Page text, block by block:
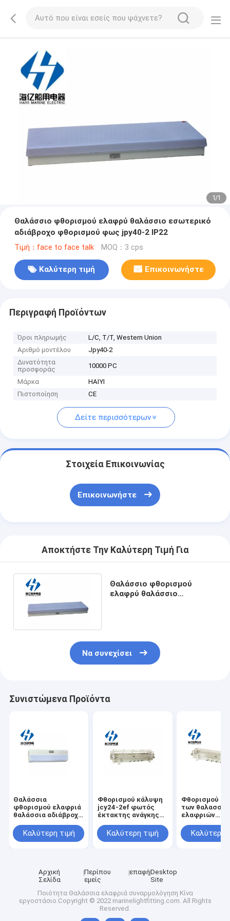
1/1
Θαλάσσιο φθορισμού ελαφρύ θαλάσσιο εσωτερικό
αδιάβροχο φθορισμού φως jpy40-2 IP22
Τιμή：face to face talk MOQ：3 cps
Καλύτερη τιμή Επικοινωνήστε
Περιγραφή Προϊόντων
Όροι πληρωμής
L/C, T/T, Western Union
Αριθμό μοντέλου
Jpy40-2
Δυνατότητα
προσφοράς
10000 PC
Μάρκα
HAIYI
Πιστοποίηση
CE
Δείτε περισσότερων
Στοιχεία Επικοινωνίας
Επικοινωνήστε
Αποκτήστε Την Καλύτερη Τιμή Για
Θαλάσσιο φθορισμού
ελαφρύ θαλάσσιο
Να συνεχίσει
Συνιστώμενα Προϊόντα
Θαλάσσια
φθορισμού ελαφριά
θαλάσσια αδιάβροχη
ελαφρύ JTY15 IP20
- 1A
Καλύτερη τιμή
Φθορισμού κάλυψη
jcy24-2ef φωτός
έκτακτης ανάγκης
οδηγήσεων
αδιάβροχου με και
Καλύτερη τιμή
Φθορισμού
των
ελαφριών
οδηγήσεων με
έκτακτη
Καλύτερη
Αρχική
Σελίδα
Περίπου
εμείς
επαφήDesktop
Site
Ποιότητα Θαλάσσια ελαφριά συναρμολόγηση Κίνα
εργοστάσιο.Copyright © 2022 marinelightfitting.com. All Rights
Reserved.